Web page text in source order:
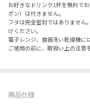
お好きなドリンク1杯を無料で
ポン）は付きません。
フタは完全密封ではありません
けください。
電子レンジ、食器洗い乾燥機に
ご使用の前に、取扱い上の注意
商品仕様